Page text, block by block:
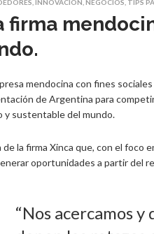
INNOVACIÓN NEGOCIOS TIPS
firma
mendocina con fines
de Argentina para
y sustentable del mundo.
la firma Xinca que, con el foco
oportunidades a partir del
“Nos acercamos